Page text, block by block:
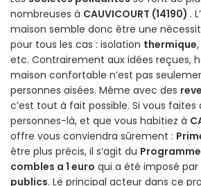
nombreuses à CAUVICOURT (14190) .
maison semble donc être une
pour tous les cas : isolation thermique
etc. Contrairement aux idées reçues,
maison confortable n’est pas
personnes aisées. Même avec des
c’est tout à fait possible. Si vous
personnes-là, et que vous habitiez à
offre vous conviendra sûrement :
être plus précis, il s’agit du
combles a 1 euro qui a été imposé par
publics. Le principal acteur dans ce